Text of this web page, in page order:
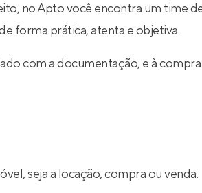
no Apto você encontra um time
forma prática, atenta e objetiva.
com a documentação, e à
seja a locação, compra ou venda.